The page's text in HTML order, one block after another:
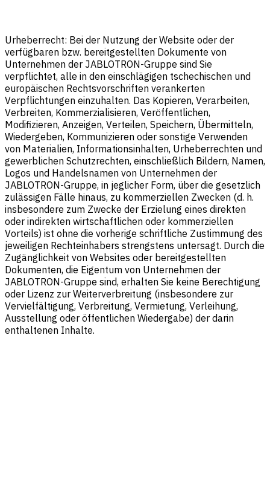
Urheberrecht: Bei der Nutzung der Website oder der
verfügbaren bzw. bereitgestellten Dokumente von
Unternehmen der JABLOTRON-Gruppe sind Sie
verpflichtet, alle in den einschlägigen tschechischen und
europäischen Rechtsvorschriften verankerten
Verpflichtungen einzuhalten. Das Kopieren, Verarbeiten,
Verbreiten, Kommerzialisieren, Veröffentlichen,
Modifizieren, Anzeigen, Verteilen, Speichern, Übermitteln,
Wiedergeben, Kommunizieren oder sonstige Verwenden
von Materialien, Informationsinhalten, Urheberrechten und
gewerblichen Schutzrechten, einschließlich Bildern, Namen,
Logos und Handelsnamen von Unternehmen der
JABLOTRON-Gruppe, in jeglicher Form, über die gesetzlich
zulässigen Fälle hinaus, zu kommerziellen Zwecken (d. h.
insbesondere zum Zwecke der Erzielung eines direkten
oder indirekten wirtschaftlichen oder kommerziellen
Vorteils) ist ohne die vorherige schriftliche Zustimmung des
jeweiligen Rechteinhabers strengstens untersagt. Durch die
Zugänglichkeit von Websites oder bereitgestellten
Dokumenten, die Eigentum von Unternehmen der
JABLOTRON-Gruppe sind, erhalten Sie keine Berechtigung
oder Lizenz zur Weiterverbreitung (insbesondere zur
Vervielfältigung, Verbreitung, Vermietung, Verleihung,
Ausstellung oder öffentlichen Wiedergabe) der darin
enthaltenen Inhalte.